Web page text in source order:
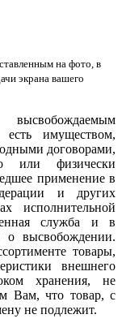
на фото, в
экрана вашего
имуществом,
договорами,
или физически
применение в
и других
исполнительной
служба и в
о высвобождении.
товары,
внешнего
хранения, не
Вам, что товар, с
не подлежит.